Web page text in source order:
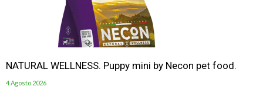
NATURAL WELLNESS. Puppy mini by Necon pet food.
4 Agosto 2026